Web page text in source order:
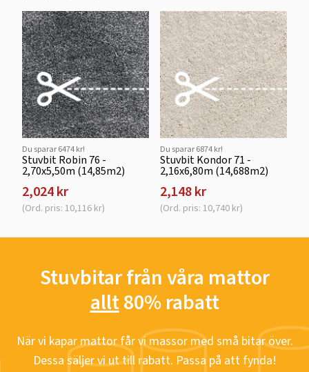
Du sparar 6474 kr!
Stuvbit Robin 76 -
2,70x5,50m (14,85m2)
2,024 kr
(Ord. pris: 10,116 kr)
Du sparar 6874 kr!
Stuvbit Kondor 71 -
2,16x6,80m (14,688m2)
2,148 kr
(Ord. pris: 10,740 kr)
Stuvbitar från våra mattor
allt80% rabatt
När vi kapar mattor får vi massor med små bitar över.
Dessa säljer vi ut till rabatt. Passa på att fynda!